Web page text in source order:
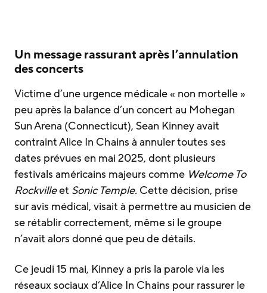
Un message rassurant après l’annulation
des concerts
Victime d’une urgence médicale « non mortelle »
peu après la balance d’un concert au Mohegan
Sun Arena (Connecticut), Sean Kinney avait
contraint Alice In Chains à annuler toutes ses
dates prévues en mai 2025, dont plusieurs
festivals américains majeurs comme Welcome To
Rockvilleet Sonic Temple. Cette décision, prise
sur avis médical, visait à permettre au musicien de
se rétablir correctement, même si le groupe
n’avait alors donné que peu de détails.
Ce jeudi 15 mai, Kinney a pris la parole via les
réseaux sociaux d’Alice In Chains pour rassurer le